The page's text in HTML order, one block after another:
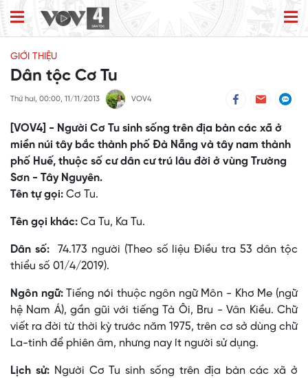
GIỚI THIỆU
Dân tộc Cơ Tu
Thứ hai, 00:00, 11/11/2013 VOV4
[VOV4] - Người Cơ Tu sinh sống trên địa bàn các xã ở
miền núi tây bắc thành phố Đà Nẵng và tây nam thành
phố Huế, thuộc số cư dân cư trú lâu đời ở vùng Trường
Sơn - Tây Nguyên.
Tên tự gọi: Cơ Tu.
Tên gọi khác: Ca Tu, Ka Tu.
Dân số:
74.173 người (Theo số liệu Điều tra 53 dân tộc
thiểu số 01/4/2019).
Ngôn ngữ:Tiếng nói thuộc ngôn ngữ Môn - Khơ Me (ngữ
hệ Nam Á), gần gũi với tiếng Tà Ôi, Bru - Vân Kiều. Chữ
viết ra đời từ thời kỳ trước năm 1975, trên cơ sở dùng chữ
La-tinh để phiên âm, nhưng nay ít người sử dụng.
Lịch sử:Người Cơ Tu sinh sống trên địa bàn các xã ở